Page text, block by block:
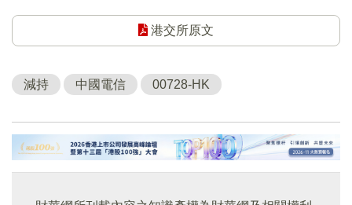
港交所原文
減持 中國電信 00728-HK